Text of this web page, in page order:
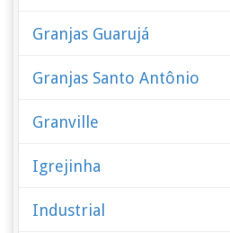
Granjas Guarujá
Granjas Santo Antônio
Granville
Igrejinha
Industrial